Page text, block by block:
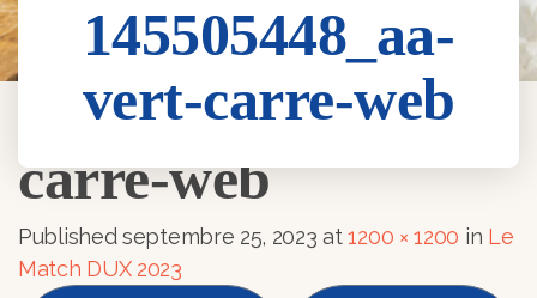
145505448_aa-
vert-carre-web
145505448_aa-vert-
carre-web
Publishedseptembre 25, 2023 at1200 × 1200 in Le
Match DUX 2023